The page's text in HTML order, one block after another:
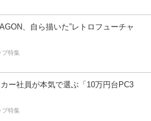
、自ら描いた”レトロフューチャ
プ特集
ー社員が本気で選ぶ「10万円台PC3
プ特集